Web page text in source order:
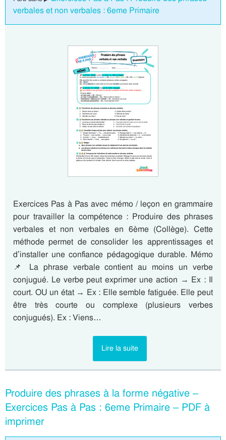
verbales et non verbales : 6eme Primaire
Exercices Pas à Pas avec mémo / leçon en grammaire
pour travailler la compétence : Produire des phrases
verbales et non verbales en 6ème (Collège). Cette
méthode permet de consolider les apprentissages et
d’installer une confiance pédagogique durable. Mémo
📌 La phrase verbale contient au moins un verbe
conjugué. Le verbe peut exprimer une action → Ex : Il
court. OU un état → Ex : Elle semble fatiguée. Elle peut
être très courte ou complexe (plusieurs verbes
conjugués). Ex : Viens…
Lire la suite
Produire des phrases à la forme négative –
Exercices Pas à Pas : 6eme Primaire – PDF à
imprimer